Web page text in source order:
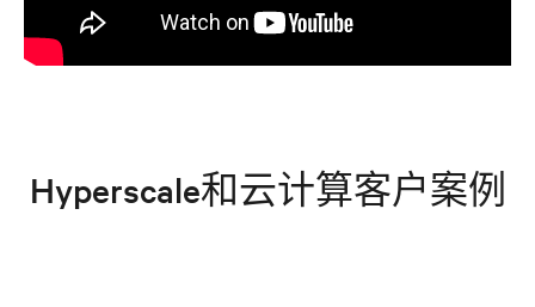
Hyperscale和云计算客户案例